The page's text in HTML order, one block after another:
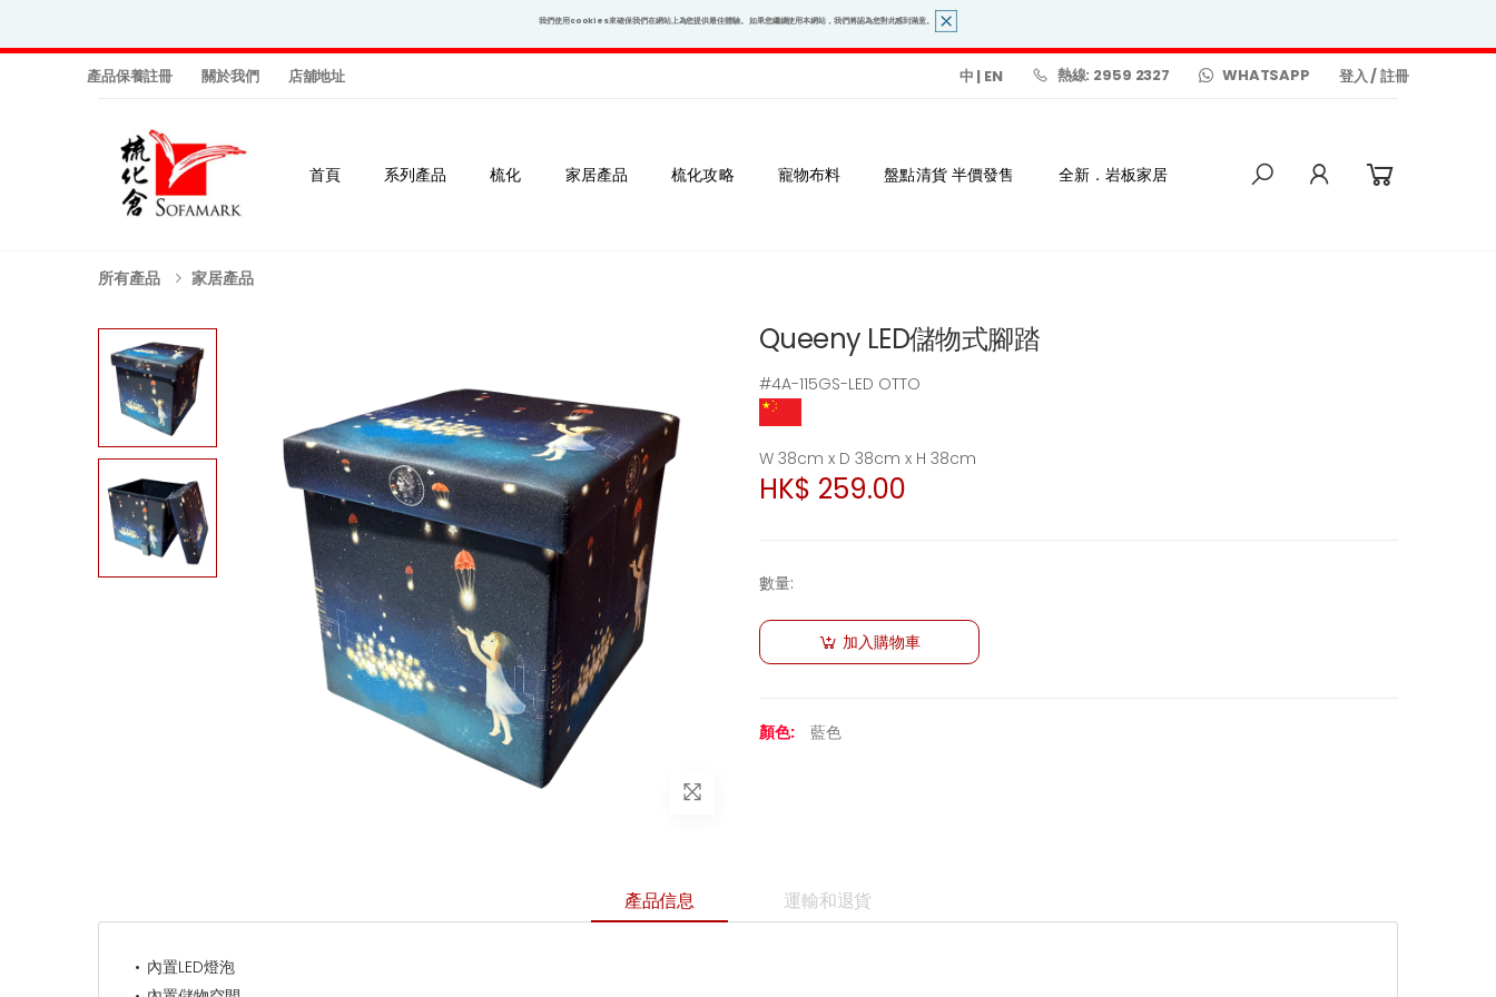
我們使用cookies來確保我們在網站上為您提供最佳體驗。 如果您繼續使用本網站，我們將認為您對此感到滿意。
產品保養註冊 關於我們 店舖地址 中 | EN 熱線: 2959 2327 WHATSAPP 登入/註冊
首頁 系列產品 梳化 家居產品 梳化攻略 寵物布料 盤點清貨 半價發售 全新．岩板家居
所有產品 家居產品
Queeny LED儲物式腳踏
#4A-115GS-LED OTTO
W 38cm x D 38cm x H 38cm
HK$ 259.00
數量:
加入購物車
顏色: 藍色
產品信息 運輸和退貨
內置LED燈泡